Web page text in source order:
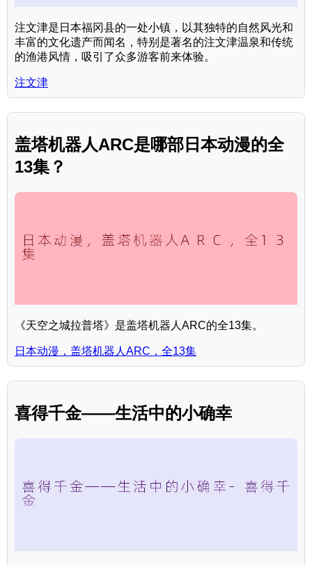
注文津是日本福冈县的一处小镇，以其独特的自然风光和
丰富的文化遗产而闻名，特别是著名的注文津温泉和传统
的渔港风情，吸引了众多游客前来体验。
注文津
盖塔机器人ARC是哪部日本动漫的全
13集？
《天空之城拉普塔》是盖塔机器人ARC的全13集。
日本动漫，盖塔机器人ARC，全13集
喜得千金——生活中的小确幸